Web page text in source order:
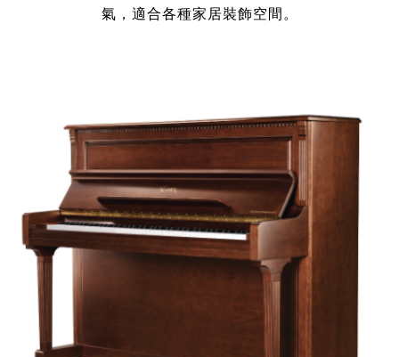
氣，適合各種家居裝飾空間。